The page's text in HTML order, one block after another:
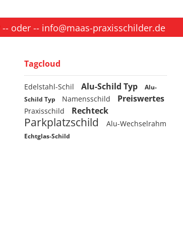
-- oder -- info@maas-praxisschilder.de
Tagcloud
Edelstahl-Schil Alu-Schild Typ
Alu-
Schild Typ
Namensschild Preiswertes
Praxisschild Rechteck
Parkplatzschild Alu-Wechselrahm
Echtglas-Schild